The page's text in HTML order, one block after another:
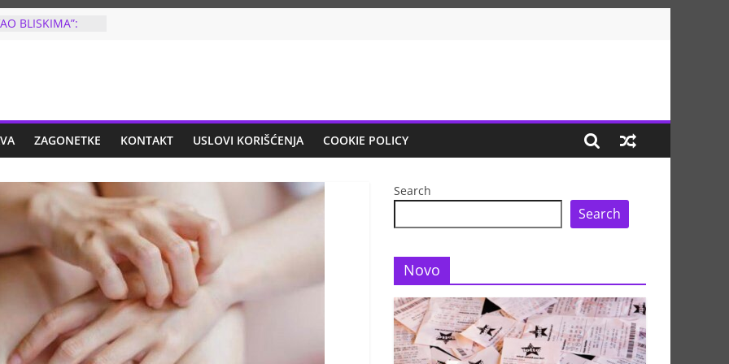
BLISKIMA”:
odmah uhapšen!
JE TRI PUTA
i šta!
NAKON
Odlučila
otkazala koncert
za
MLADENOVCA
NA
Sve ovo
ZAGONETKE KONTAKT USLOVI KORIŠĆENJA COOKIE POLICY
Search
Search
Novo